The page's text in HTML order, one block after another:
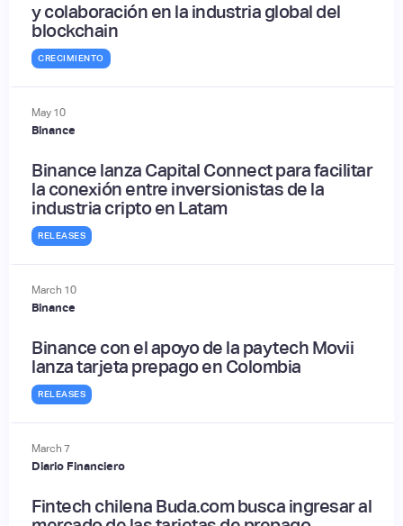
y colaboración en la industria global del
blockchain
CRECIMIENTO
May 10
Binance
Binance lanza Capital Connect para facilitar
la conexión entre inversionistas de la
industria cripto en Latam
RELEASES
March 10
Binance
Binance con el apoyo de la paytech Movii
lanza tarjeta prepago en Colombia
RELEASES
March 7
Diario Financiero
Fintech chilena Buda.com busca ingresar al